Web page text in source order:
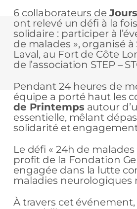
6 collaborateurs de
ont relevé un défi à la
solidaire : participer à
de malades », organisé
Laval, au Fort de Côte
de l’association STEP –
Pendant 24 heures de
équipe a porté haut les
de Printemps autour
essentielle, mêlant
solidarité et
Le défi « 24h de
profit de la Fondation
engagée dans la lutte
maladies neurologiques
À travers cet